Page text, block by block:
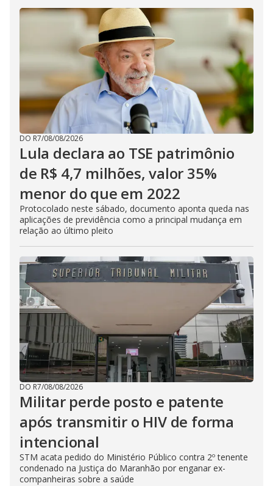
DO R7/08/08/2026
Lula declara ao TSE patrimônio
de R$ 4,7 milhões, valor 35%
menor do que em 2022
Protocolado neste sábado, documento aponta queda nas
aplicações de previdência como a principal mudança em
relação ao último pleito
DO R7/08/08/2026
Militar perde posto e patente
após transmitir o HIV de forma
intencional
STM acata pedido do Ministério Público contra 2º tenente
condenado na Justiça do Maranhão por enganar ex-
companheiras sobre a saúde